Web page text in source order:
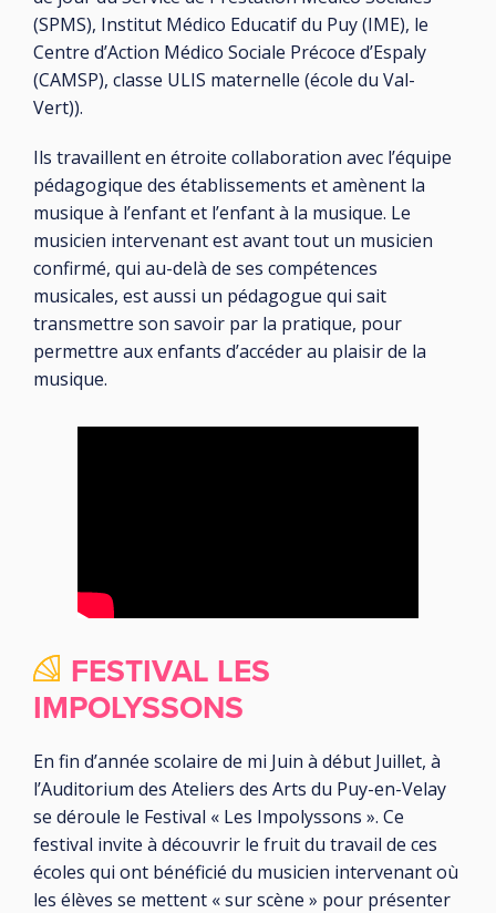
(SPMS), Institut Médico Educatif du Puy (IME), le
Centre d’Action Médico Sociale Précoce d’Espaly
(CAMSP), classe ULIS maternelle (école du Val-
Vert)).
Ils travaillent en étroite collaboration avec l’équipe
pédagogique des établissements et amènent la
musique à l’enfant et l’enfant à la musique. Le
musicien intervenant est avant tout un musicien
confirmé, qui au-delà de ses compétences
musicales, est aussi un pédagogue qui sait
transmettre son savoir par la pratique, pour
permettre aux enfants d’accéder au plaisir de la
musique.
FESTIVAL LES
IMPOLYSSONS
En fin d’année scolaire de mi Juin à début Juillet, à
l’Auditorium des Ateliers des Arts du Puy-en-Velay
se déroule le Festival « Les Impolyssons ». Ce
festival invite à découvrir le fruit du travail de ces
écoles qui ont bénéficié du musicien intervenant où
les élèves se mettent « sur scène » pour présenter